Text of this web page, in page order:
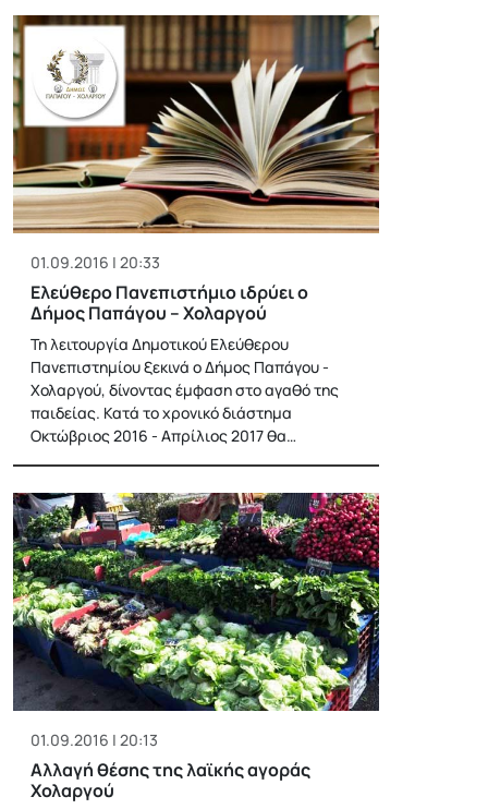
01.09.2016 | 20:33
Ελεύθερο Πανεπιστήμιο ιδρύει ο
Δήμος Παπάγου – Χολαργού
Τη λειτουργία Δημοτικού Ελεύθερου
Πανεπιστημίου ξεκινά ο Δήμος Παπάγου -
Χολαργού, δίνοντας έμφαση στο αγαθό της
παιδείας. Κατά το χρονικό διάστημα
Οκτώβριος 2016 - Απρίλιος 2017 θα…
01.09.2016 | 20:13
Αλλαγή θέσης της λαϊκής αγοράς
Χολαργού